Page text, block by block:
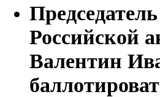
Российской
Валентин